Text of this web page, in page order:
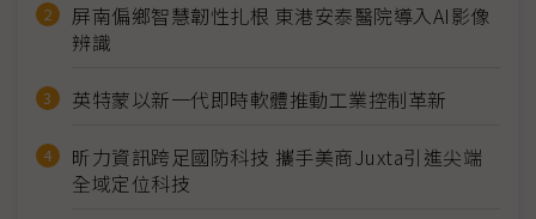
屏南偏鄉智慧韌性扎根 東港安泰醫院導入AI影像
辨識
英特蒙以新一代即時軟體推動工業控制革新
昕力資訊跨足國防科技 攜手美商Juxta引進尖端
全域定位科技